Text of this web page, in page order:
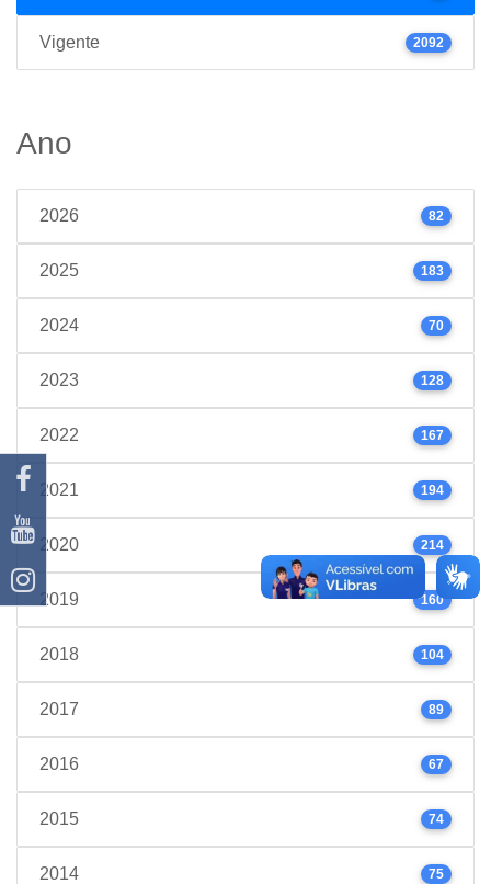
Vigente 2092
Ano
2026 82
2025 183
2024 70
2023 128
2022 167
2021 194
2020 214
2019 160
2018 104
2017 89
2016 67
2015 74
2014 75